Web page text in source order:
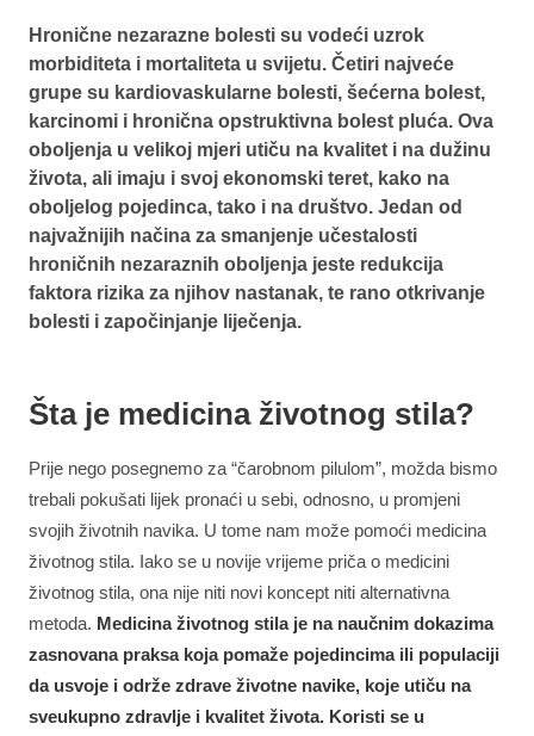
Hronične nezarazne bolesti su vodeći uzrok
morbiditeta i mortaliteta u svijetu. Četiri najveće
grupe su kardiovaskularne bolesti, šećerna bolest,
karcinomi i hronična opstruktivna bolest pluća. Ova
oboljenja u velikoj mjeri utiču na kvalitet i na dužinu
života, ali imaju i svoj ekonomski teret, kako na
oboljelog pojedinca, tako i na društvo. Jedan od
najvažnijih načina za smanjenje učestalosti
hroničnih nezaraznih oboljenja jeste redukcija
faktora rizika za njihov nastanak, te rano otkrivanje
bolesti i započinjanje liječenja.
Šta je medicina životnog stila?
Prije nego posegnemo za “čarobnom pilulom”, možda bismo
trebali pokušati lijek pronaći u sebi, odnosno, u promjeni
svojih životnih navika. U tome nam može pomoći medicina
životnog stila. Iako se u novije vrijeme priča o medicini
životnog stila, ona nije niti novi koncept niti alternativna
metoda. Medicina životnog stila je na naučnim dokazima
zasnovana praksa koja pomaže pojedincima ili populaciji
da usvoje i održe zdrave životne navike, koje utiču na
sveukupno zdravlje i kvalitet života. Koristi se u